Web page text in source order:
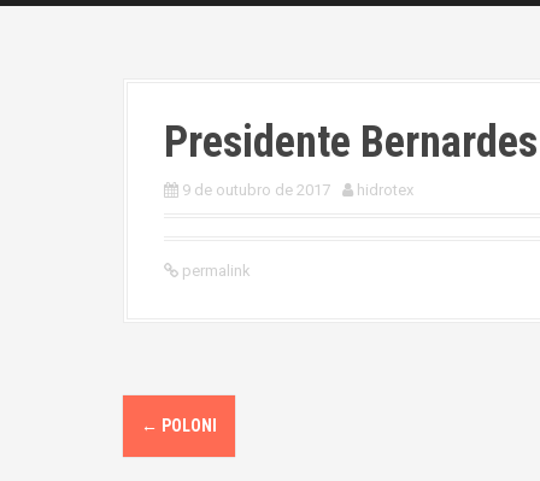
Presidente Bernardes
9 de outubro de 2017 hidrotex
permalink
P
o
← POLONI